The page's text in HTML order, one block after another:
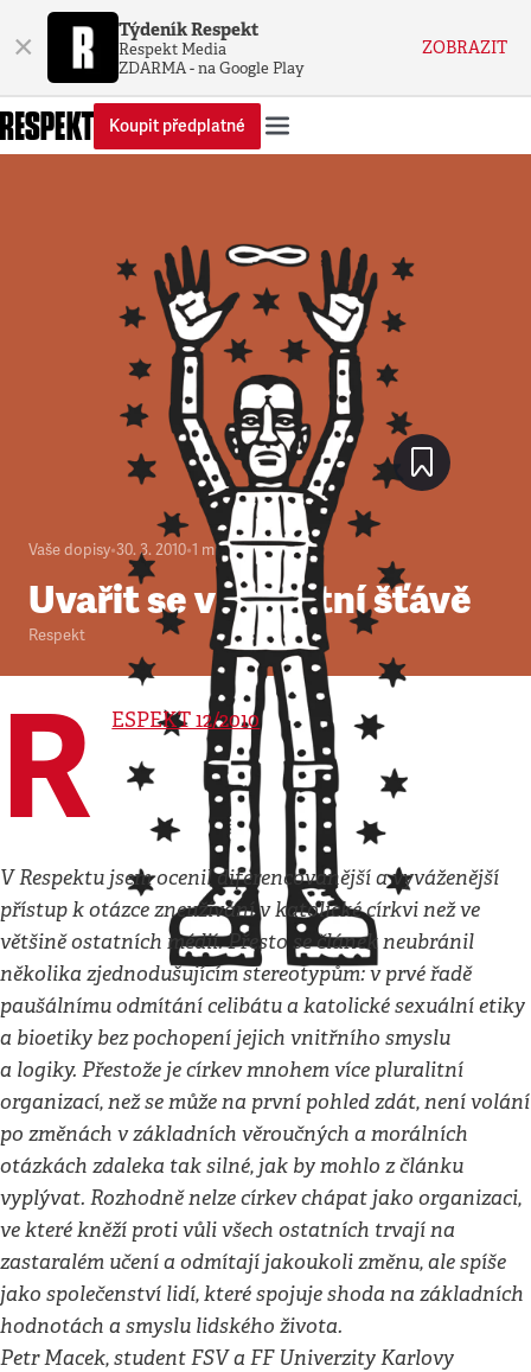
× Týdeník Respekt
Respekt Media
ZDARMA - na Google Play
ZOBRAZIT
Koupit předplatné
Vaše dopisy•30. 3. 2010•1 minuta
Uvařit se ve vlastní šťávě
Respekt
R ESPEKT 12/2010
V Respektu jsem ocenil diferencovanější a vyváženější
přístup k otázce zneužívání v katolické církvi než ve
většině ostatních médií. Přesto se článek neubránil
několika zjednodušujícím stereotypům: v prvé řadě
paušálnímu odmítání celibátu a katolické sexuální etiky
a bioetiky bez pochopení jejich vnitřního smyslu
a logiky. Přestože je církev mnohem více pluralitní
organizací, než se může na první pohled zdát, není volání
po změnách v základních věroučných a morálních
otázkách zdaleka tak silné, jak by mohlo z článku
vyplývat. Rozhodně nelze církev chápat jako organizaci,
ve které kněží proti vůli všech ostatních trvají na
zastaralém učení a odmítají jakoukoli změnu, ale spíše
jako společenství lidí, které spojuje shoda na základních
hodnotách a smyslu lidského života.
Petr Macek, student FSV a FF Univerzity Karlovy